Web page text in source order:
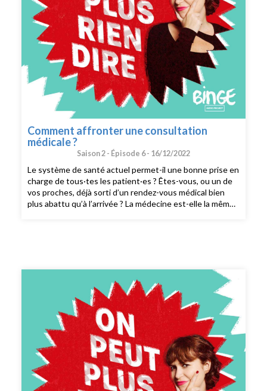
Comment affronter une consultation
médicale ?
Saison 2 - Épisode 6 - 16/12/2022
Le système de santé actuel permet-il une bonne prise en
charge de tous·tes les patient·es ? Êtes-vous, ou un de
vos proches, déjà sorti d’un rendez-vous médical bien
plus abattu qu’à l’arrivée ? La médecine est-elle la même
urgences, et Eva Tapiero, autrice avec Maud Le Rest des
Patientes d’Hippocrate (éd. Philippe Rey, 2022), une
enquête sur le sexisme en médecine. CRÉDITS : On
peut plus rien dire est un podcast de Binge Audio animé
par Judith Duportail. Réalisation : Paul Bertiaux.
Production et édition : Charlotte Baix. Générique :
Josselin Bordat (musique) et Bonnie Banane (voix).
Identité graphique : Sébastien Brothier (Upian).
Direction des programmes : Joël Ronez. Direction de la
rédaction : David Carzon. Direction générale : Gabrielle
Boeri-Charles.